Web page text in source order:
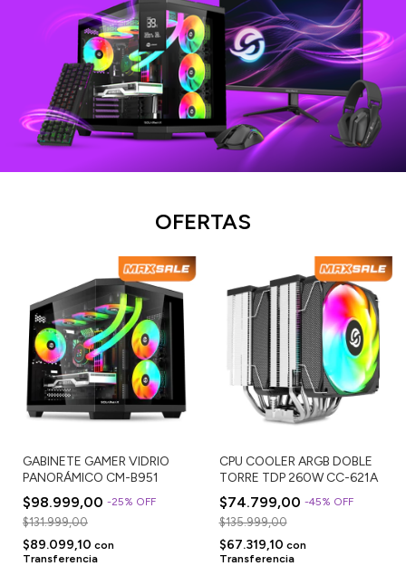
OFERTAS
GABINETE GAMER VIDRIO
PANORÁMICO CM-B951
$98.999,00 -25% OFF
$131.999,00
$89.099,10 con
Transferencia
CPU COOLER ARGB DOBLE
TORRE TDP 260W CC-621A
$74.799,00 -45% OFF
$135.999,00
$67.319,10 con
Transferencia